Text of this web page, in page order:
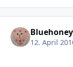
Bluehoney
12. April